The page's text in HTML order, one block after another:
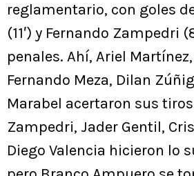
reglamentario, con goles
(11′) y Fernando Zampedri
penales. Ahí, Ariel
Fernando Meza, Dilan
Marabel acertaron sus
Zampedri, Jader Gentil,
Diego Valencia hicieron lo